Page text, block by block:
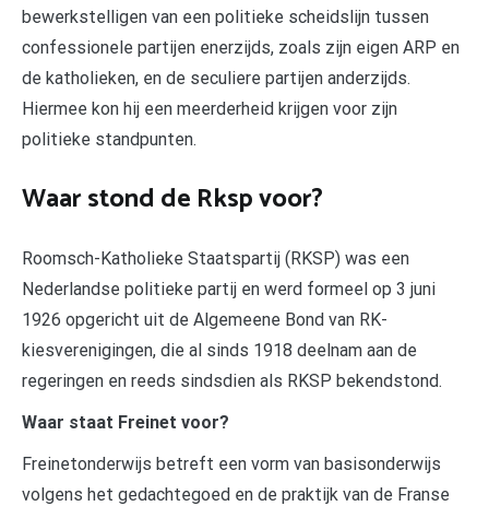
bewerkstelligen van een politieke scheidslijn tussen
confessionele partijen enerzijds, zoals zijn eigen ARP en
de katholieken, en de seculiere partijen anderzijds.
Hiermee kon hij een meerderheid krijgen voor zijn
politieke standpunten.
Waar stond de Rksp voor?
Roomsch-Katholieke Staatspartij (RKSP) was een
Nederlandse politieke partij en werd formeel op 3 juni
1926 opgericht uit de Algemeene Bond van RK-
kiesverenigingen, die al sinds 1918 deelnam aan de
regeringen en reeds sindsdien als RKSP bekendstond.
Waar staat Freinet voor?
Freinetonderwijs betreft een vorm van basisonderwijs
volgens het gedachtegoed en de praktijk van de Franse